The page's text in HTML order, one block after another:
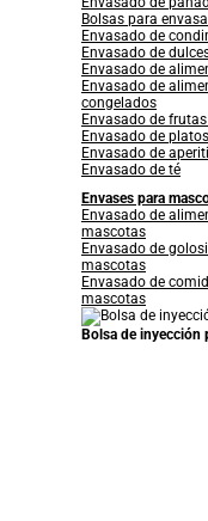
Bolsas para
Envasado de
Envasado de
Envasado de
Envasado de
congelados
Envasado de
Envasado de
Envasado de
Envasado de té
Envases para
Envasado de
mascotas
Envasado de
mascotas
Envasado de
mascotas
Bolsa de inyección